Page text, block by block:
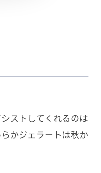
ストしてくれるのは
かジェラートは秋か